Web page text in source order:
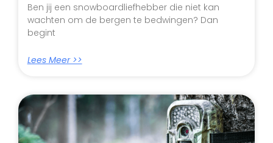
Ben jij een snowboardliefhebber die niet kan
wachten om de bergen te bedwingen? Dan
begint
Lees Meer >>